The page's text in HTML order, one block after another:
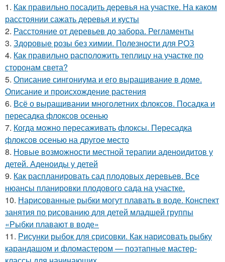
1. Как правильно посадить деревья на участке. На каком
расстоянии сажать деревья и кусты
2. Расстояние от деревьев до забора. Регламенты
3. Здоровые розы без химии. Полезности для РОЗ
4. Как правильно расположить теплицу на участке по
сторонам света?
5. Описание сингониума и его выращивание в доме.
Описание и происхождение растения
6. Всё о выращивании многолетних флоксов. Посадка и
пересадка флоксов осенью
7. Когда можно пересаживать флоксы. Пересадка
флоксов осенью на другое место
8. Новые возможности местной терапии аденоидитов у
детей. Аденоиды у детей
9. Как распланировать сад плодовых деревьев. Все
нюансы планировки плодового сада на участке.
10. Нарисованные рыбки могут плавать в воде. Конспект
занятия по рисованию для детей младшей группы
«Рыбки плавают в воде»
11. Рисунки рыбок для срисовки. Как нарисовать рыбку
карандашом и фломастером — поэтапные мастер-